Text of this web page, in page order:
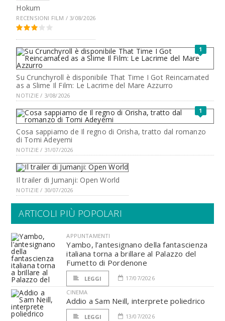
Hokum
RECENSIONI FILM / 3/08/2026
1
Su Crunchyroll è disponibile That Time I Got Reincarnated
as a Slime Il Film: Le Lacrime del Mare Azzurro
NOTIZIE / 3/08/2026
1
Cosa sappiamo de Il regno di Orisha, tratto dal romanzo
di Tomi Adeyemi
NOTIZIE / 31/07/2026
Il trailer di Jumanji: Open World
NOTIZIE / 30/07/2026
ARTICOLI PIÙ POPOLARI
APPUNTAMENTI
Yambo, l’antesignano della fantascienza
italiana torna a brillare al Palazzo del
Fumetto di Pordenone
LEGGI
17/07/2026
CINEMA
Addio a Sam Neill, interprete poliedrico
LEGGI 13/07/2026